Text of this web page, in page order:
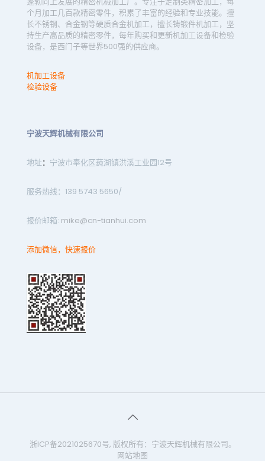
个月加工几百款精密零件，积累了丰富的经验和专业技能。擅
长不锈钢、合金钢等硬质合金机加工，擅长铸锻件机加工，坚
持生产高品质的精密零件，每年购买和更新机加工设备和检验
设备，是西门子等世界500强的供应商。
机加工设备
检验设备
宁波天辉机械有限公司
地址： 宁波市奉化区莼湖镇洪溪工业园12号
服务热线：139 5743 5650/
报价邮箱: mike@cn-tianhui.com
添加微信，快速报价
浙ICP备2021025670号, 版权所有：宁波天辉机械有限公司。
网站地图